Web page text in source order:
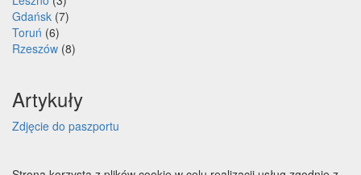
Gdańsk (7)
Toruń (6)
Rzeszów (8)
Artykuły
Zdjęcie do paszportu